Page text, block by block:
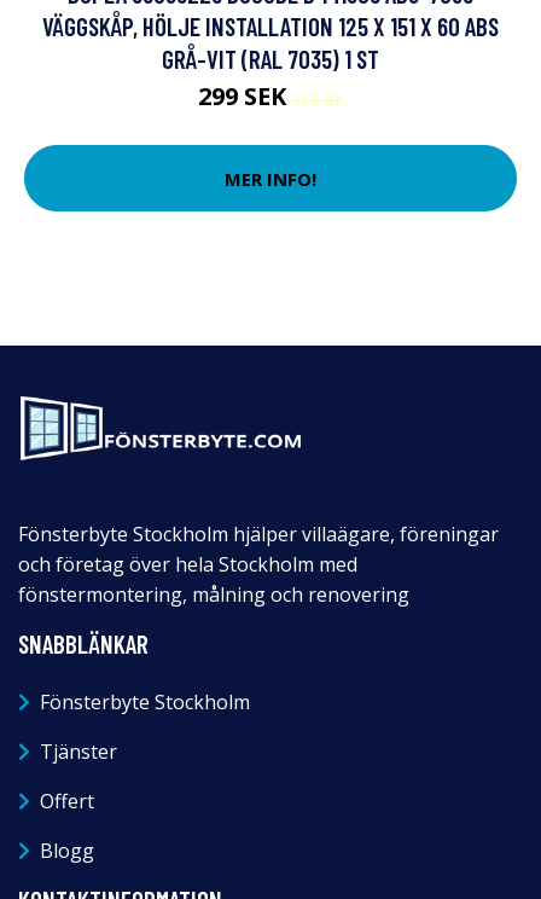
VÄGGSKÅP, HÖLJE INSTALLATION 125 X 151 X 60 ABS
GRÅ-VIT (RAL 7035) 1 ST
299 SEK319 SEK
MER INFO!
Fönsterbyte Stockholm hjälper villaägare, föreningar
och företag över hela Stockholm med
fönstermontering, målning och renovering
SNABBLÄNKAR
Fönsterbyte Stockholm
Tjänster
Offert
Blogg